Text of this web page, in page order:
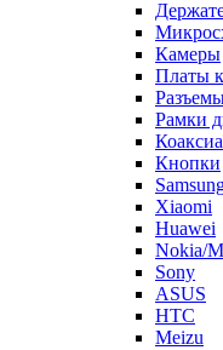
Камеры
Платы
Рамки
Кнопки
Xiaomi
Huawei
Nokia/
Sony
ASUS
HTC
Meizu